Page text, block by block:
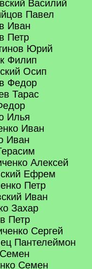
Василий
Павел
Иван
Петр
Юрий
Филип
Осип
Федор
Тарас
Илья
Иван
Иван
Алексей
Ефрем
Петр
Иван
Захар
Петр
Сергей
Пантелеймон
Семен